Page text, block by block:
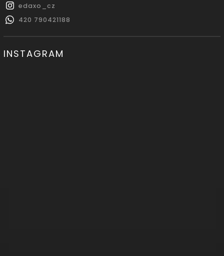
edaxo_cz
420 790421188
INSTAGRAM